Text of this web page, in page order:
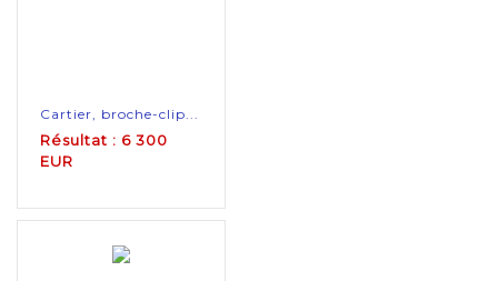
Cartier, broche-clip...
Résultat : 6 300
EUR